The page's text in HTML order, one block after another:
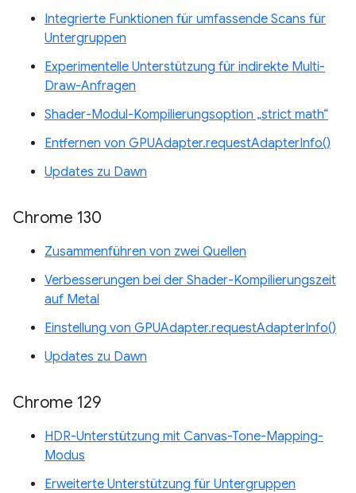
Integrierte Funktionen für umfassende Scans für
Untergruppen
Experimentelle Unterstützung für indirekte Multi-
Draw-Anfragen
Shader-Modul-Kompilierungsoption „strict math“
Entfernen von GPUAdapter.requestAdapterInfo()
Updates zu Dawn
Chrome 130
Zusammenführen von zwei Quellen
Verbesserungen bei der Shader-Kompilierungszeit
auf Metal
Einstellung von GPUAdapter.requestAdapterInfo()
Updates zu Dawn
Chrome 129
HDR-Unterstützung mit Canvas-Tone-Mapping-
Modus
Erweiterte Unterstützung für Untergruppen